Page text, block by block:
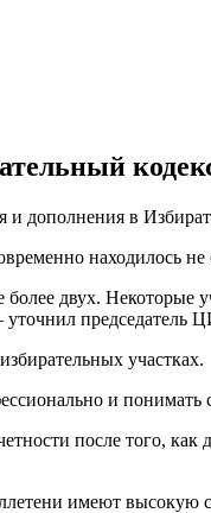
дополнения в
находилось
двух. Некоторые
уточнил председатель
участках.
и понимать
после того, как
имеют высокую